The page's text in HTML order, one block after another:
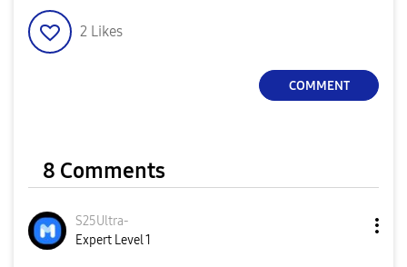
2 Likes
COMMENT
8 Comments
S25Ultra-
Expert Level 1